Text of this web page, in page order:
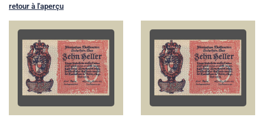
retour à l'aperçu